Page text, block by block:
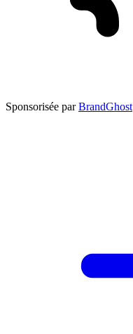
Sponsorisée par BrandGhost